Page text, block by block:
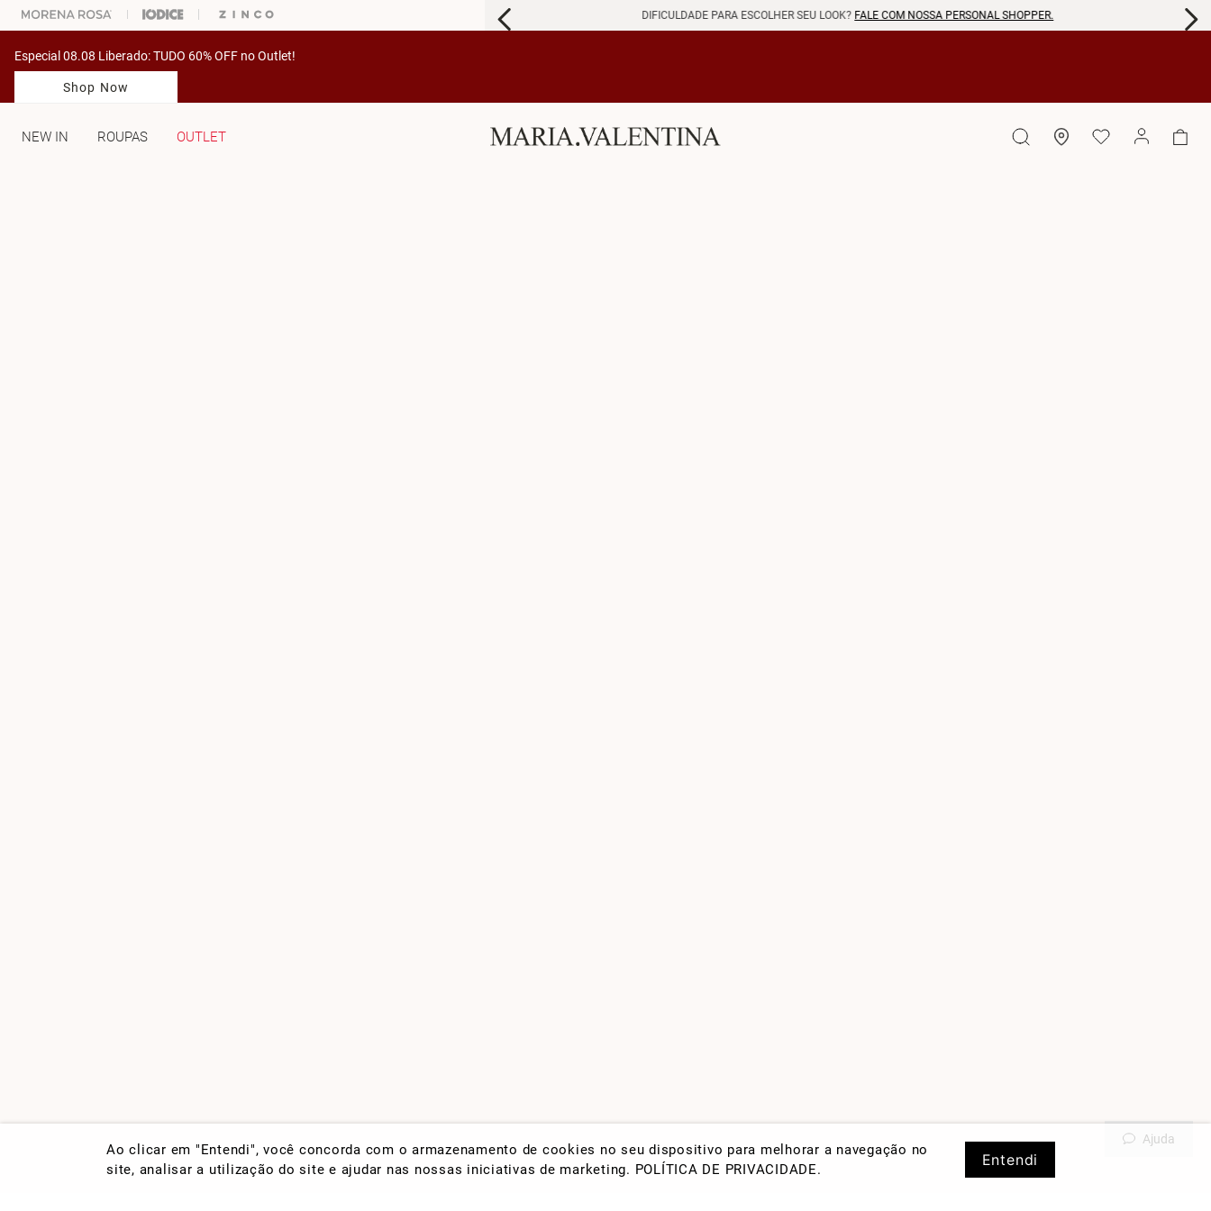
Ao clicar em "Entendi", você concorda com o armazenamento de cookies no seu dispositivo para melhorar a navegação no
site, analisar a utilização do site e ajudar nas nossas iniciativas de marketing. POLÍTICA DE PRIVACIDADE.
Entendi
Ajuda
OFF NA SUA 1° COMPRA USANDO O CUPOM: PRIMEIRAMV DIFICULDADE PARA ESCOLHER SEU LOOK? FALE COM NOSSA PERSONAL SHOPPER.
Especial 08.08 Liberado: TUDO 60% OFF no Outlet!
Shop Now
NEW IN ROUPAS OUTLET